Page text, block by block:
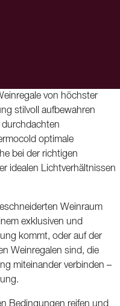
von höchster
stilvoll aufbewahren
durchdachten
optimale
bei der richtigen
idealen Lichtverhältnissen
Weinraum
exklusiven und
kommt, oder auf der
Weinregalen sind, die
miteinander verbinden –
Bedingungen reifen und